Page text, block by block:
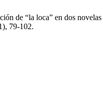
de “la loca” en dos
79-102.